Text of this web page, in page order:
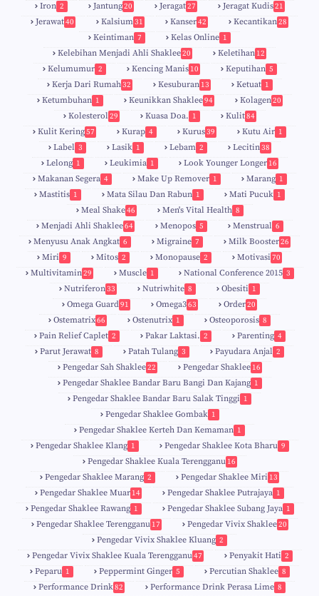
Iron 2 Jantung20 Jeragat27 Jeragat Kudis21
Jerawat40 Kalsium31 Kanser42 Kecantikan28
Keintiman 7 Kelas Online 1
Kelebihan Menjadi Ahli Shaklee20 Keletihan 12
Kelumumur 2 Kencing Manis 10 Keputihan 5
Kerja Dari Rumah32 Kesuburan 13 Ketuat 1
Ketumbuhan 1 Keunikkan Shaklee94 Kolagen20
Kolesterol29 Kuasa Doa. 1 Kulit84
Kulit Kering57 Kurap 4 Kurus39 Kutu Air 1
Label 3 Lasik 1 Lebam 2 Lecitin38
Lelong 1 Leukimia 1 Look Younger Longer 16
Makanan Segera 4 Make Up Remover 1 Marang 1
Mastitis 1 Mata Silau Dan Rabun 1 Mati Pucuk 1
Meal Shake46 Men's Vital Health 8
Menjadi Ahli Shaklee64 Menopos 5 Menstrual 6
Menyusu Anak Angkat 6 Migraine 7 Milk Booster26
Miri 9 Mitos 2 Monopause 2 Motivasi 70
Multivitamin29 Muscle 1 National Conference 2015 3
Nutriferon33 Nutriwhite 8 Obesiti 1
Omega Guard91 Omega363 Order20
Ostematrix66 Ostenutrix 1 Osteoporosis 8
Pain Relief Caplet 2 Pakar Laktasi. 2 Parenting 4
Parut Jerawat 8 Patah Tulang 3 Payudara Anjal 2
Pengedar Sah Shaklee22
9
Pengedar Shaklee 16
5
Pengedar Shaklee Bandar Baru Bangi Dan Kajang 1
Pengedar Shaklee Bandar Baru Salak Tinggi 1
Pengedar Shaklee Gombak 1
Pengedar Shaklee Kerteh Dan Kemaman 1
Pengedar Shaklee Klang 1 Pengedar Shaklee Kota Bharu 9
Pengedar Shaklee Kuala Terengganu 16
4
Pengedar Shaklee Marang 2 Pengedar Shaklee Miri 13
1
Pengedar Shaklee Muar 14
0
Pengedar Shaklee Putrajaya 1
Pengedar Shaklee Rawang 1 Pengedar Shaklee Subang Jaya 1
Pengedar Shaklee Terengganu 17 Pengedar Vivix Shaklee20
Pengedar Vivix Shaklee Kluang 2
Pengedar Vivix Shaklee Kuala Terengganu47 Penyakit Hati 2
Peparu 1 Peppermint Ginger 5 Percutian Shaklee 8
Performance Drink82 Performance Drink Perasa Lime 8